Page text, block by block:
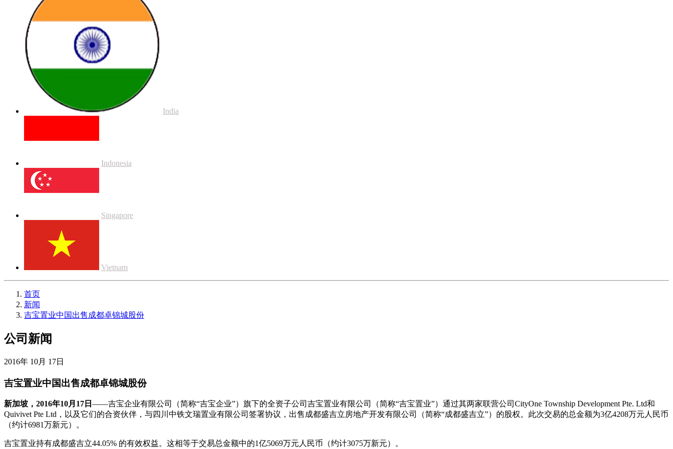
India
Indonesia
Singapore
Vietnam
首页
新闻
吉宝置业中国出售成都卓锦城股份
公司新闻
2016年 10月 17日
吉宝置业中国出售成都卓锦城股份
新加坡，2016年10月17日 ——吉宝企业有限公司（简称“吉宝企业”）旗下的全资子公司吉宝置业有限公司（简称“吉宝置业”）通过其两家联营公司CityOne Township Development Pte. Ltd和
Quivivet Pte Ltd，以及它们的合资伙伴，与四川中铁文瑞置业有限公司签署协议，出售成都盛吉立房地产开发有限公司（简称“成都盛吉立”）的股权。此次交易的总金额为3亿4208万元人民币
（约计6981万新元）。
吉宝置业持有成都盛吉立44.05% 的有效权益。这相等于交易总金额中的1亿5069万元人民币（约计3075万新元）。